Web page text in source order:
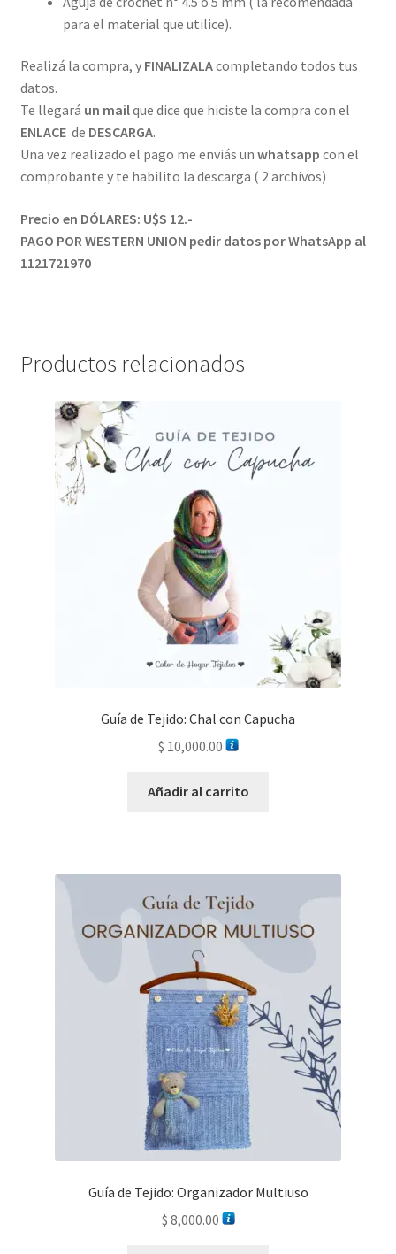
para el material que utilice).
Realizá la compra, y FINALIZALAcompletando todos tus
datos.
Te llegará un mailque dice que hiciste la compra con el
ENLACEde DESCARGA.
Una vez realizado el pago me enviás un whatsapp con el
comprobante y te habilito la descarga ( 2 archivos)
Precio en DÓLARES: U$S 12.-
PAGO POR WESTERN UNION pedir datos por WhatsApp al
1121721970
Productos relacionados
Guía de Tejido: Chal con Capucha
$ 10,000.00
Añadir al carrito
Guía de Tejido: Organizador Multiuso
$ 8,000.00